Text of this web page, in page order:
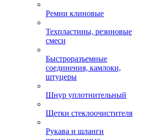
Ремни клиновые
Техпластины, резиновые
смеси
Быстроразъемные
соединения, камлоки,
штуцеры
Шнур уплотнительный
Щетки стеклоочистителя
Рукава и шланги